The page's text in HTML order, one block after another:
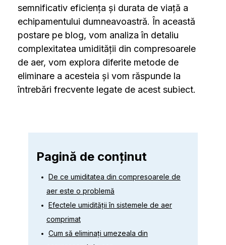
semnificativ eficiența și durata de viață a
echipamentului dumneavoastră. În această
postare pe blog, vom analiza în detaliu
complexitatea umidității din compresoarele
de aer, vom explora diferite metode de
eliminare a acesteia și vom răspunde la
întrebări frecvente legate de acest subiect.
Pagină de conținut
De ce umiditatea din compresoarele de
aer este o problemă
Efectele umidității în sistemele de aer
comprimat
Cum să eliminați umezeala din